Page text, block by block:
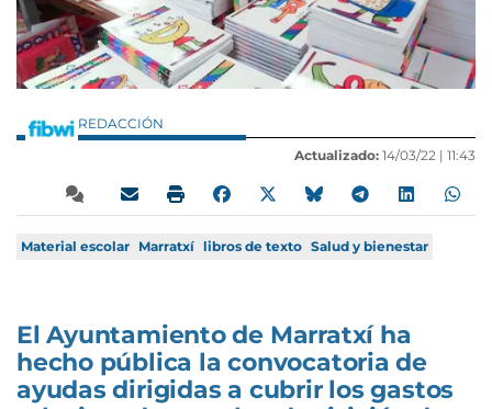
REDACCIÓN
Actualizado: 14/03/22 | 11:43
Material escolar Marratxí libros de texto Salud y bienestar
El Ayuntamiento de Marratxí ha
hecho pública la convocatoria de
ayudas dirigidas a cubrir los gastos